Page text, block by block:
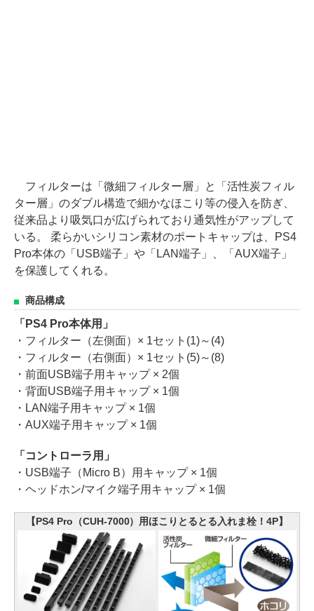
フィルターは「微細フィルター層」と「活性炭フィル
ター層」のダブル構造で細かなほこり等の侵入を防ぎ、
従来品より吸気口が広げられており通気性がアップして
いる。 柔らかいシリコン素材のポートキャップは、PS4
Pro本体の「USB端子」や「LAN端子」、「AUX端子」
を保護してくれる。
商品構成
「PS4 Pro本体用」
・フィルター（左側面）× 1セット(1)～(4)
・フィルター（右側面）× 1セット(5)～(8)
・前面USB端子用キャップ × 2個
・背面USB端子用キャップ × 1個
・LAN端子用キャップ × 1個
・AUX端子用キャップ × 1個
「コントローラ用」
・USB端子（Micro B）用キャップ × 1個
・ヘッドホン/マイク端子用キャップ × 1個
【PS4 Pro（CUH-7000）用ほこりとるとる入れま栓！4P】